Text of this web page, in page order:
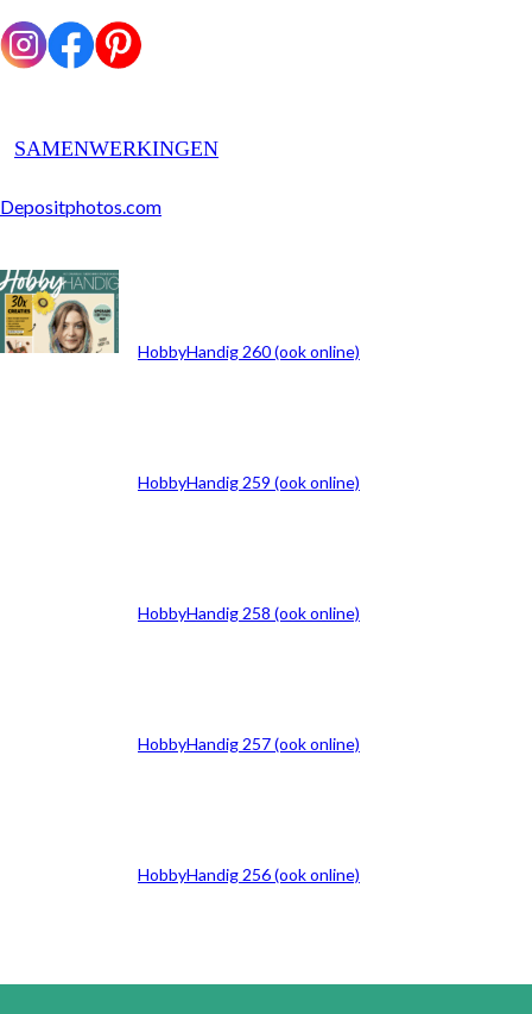
SAMENWERKINGEN
Depositphotos.com
ARCHIEF
HobbyHandig 260 (ook online)
HobbyHandig 259 (ook online)
HobbyHandig 258 (ook online)
HobbyHandig 257 (ook online)
HobbyHandig 256 (ook online)